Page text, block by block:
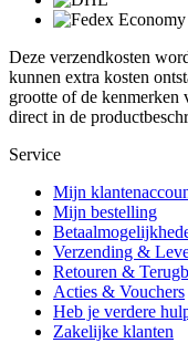
Deze verzendkosten
kunnen extra kosten
grootte of de kenmerken
direct in de
Service
Mijn
Mijn bestelling
Verzending &
Retouren &
Acties & Vouchers
Heb je verdere
Zakelijke klanten